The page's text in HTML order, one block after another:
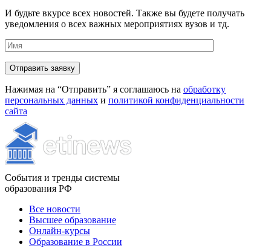
И будьте вкурсе всех новостей. Также вы будете получать
уведомления о всех важных мероприятиях вузов и тд.
Нажимая на “Отправить” я соглашаюсь на обработку
персональных данных и политикой конфиденциальности
сайта
События и тренды системы
образования РФ
Все новости
Высшее образование
Онлайн-курсы
Образование в России